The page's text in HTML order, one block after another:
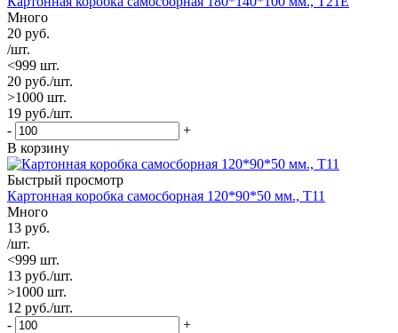
Много
20 руб.
/шт.
<999 шт.
20 руб./шт.
>1000 шт.
19 руб./шт.
-
+
В корзину
Быстрый просмотр
Картонная коробка самосборная 120*90*50 мм., Т11
Много
13 руб.
/шт.
<999 шт.
13 руб./шт.
>1000 шт.
12 руб./шт.
-
+